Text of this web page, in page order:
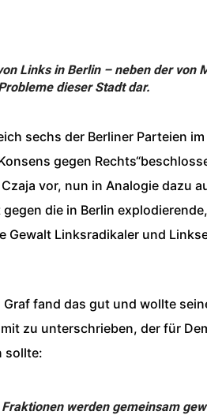
Links in Berlin – neben der von
dieser Stadt dar.
sechs der Berliner Parteien
gegen
vor, nun in Analogie dazu
die in Berlin
Gewalt Linksradikaler und
fand das gut und wollte
zu unterschrieben, der für
sollte:
werden gemeinsam